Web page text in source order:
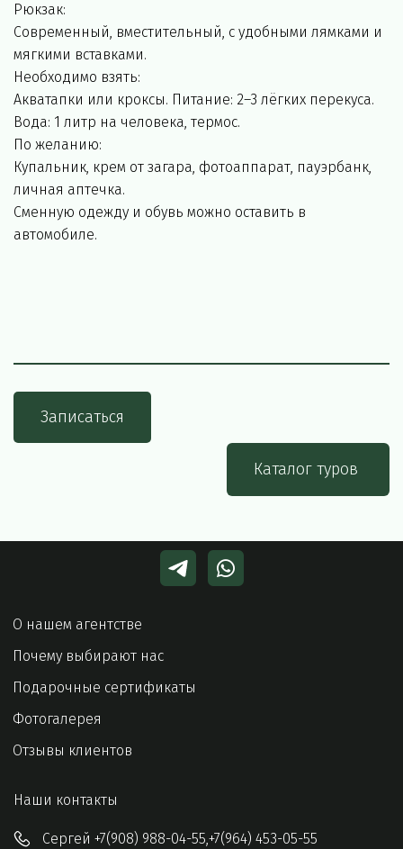
Рюкзак:
Современный, вместительный, с удобными лямками и
мягкими вставками.
Необходимо взять:
Акватапки или кроксы. Питание: 2–3 лёгких перекуса.
Вода: 1 литр на человека, термос.
По желанию:
Купальник, крем от загара, фотоаппарат, пауэрбанк,
личная аптечка.
Сменную одежду и обувь можно оставить в
автомобиле.
Записаться
Каталог туров
О нашем агентстве
Почему выбирают нас
Подарочные сертификаты
Фотогалерея
Отзывы клиентов
Наши контакты
Сергей +7(908) 988-04-55,+7(964) 453-05-55